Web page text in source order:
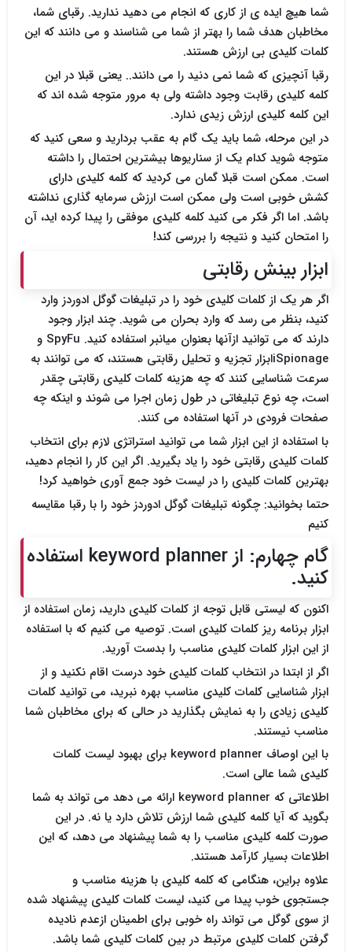
شما هیچ ایده ی از کاری که انجام می دهید ندارید. رقبای شما،
مخاطبان هدف شما را بهتر از شما می شناسند و می دانند که این
کلمات کلیدی بی ارزش هستند.
رقبا آنچیزی که شما نمی دنید را می دانند.. یعنی قبلا در این
کلمه کلیدی رقابت وجود داشته ولی به مرور متوجه شده اند که
این کلمه کلیدی ارزش زیدی ندارد.
در این مرحله، شما باید یک گام به عقب بردارید و سعی کنید که
متوجه شوید کدام یک از سناریوها بیشترین احتمال را داشته
است. ممکن است قبلا گمان می کردید که کلمه کلیدی دارای
کشش خوبی است ولی ممکن است ارزش سرمایه گذاری نداشته
باشد. اما اگر فکر می کنید کلمه کلیدی موفقی را پیدا کرده اید، آن
را امتحان کنید و نتیجه را بررسی کند!
ابزار بینش رقابتی
اگر هر یک از کلمات کلیدی خود را در تبلیغات گوگل ادوردز وارد
کنید، بنظر می رسد که وارد بحران می شوید. چند ابزار وجود
دارند که می توانید ازآنها بعنوان میانبر استفاده کنید. SpyFu و
iSpionageابزار تجزیه و تحلیل رقابتی هستند، که می توانند به
سرعت شناسایی کنند که چه هزینه کلمات کلیدی رقابتی چقدر
است، چه نوع تبلیغاتی در طول زمان اجرا می شوند و اینکه چه
صفحات فرودی در آنها استفاده می کنند.
با استفاده از این ابزار شما می توانید استراتژی لازم برای انتخاب
کلمات کلیدی رقابتی خود را یاد بگیرید. اگر این کار را انجام دهید،
بهترین کلمات کلیدی را در لیست خود جمع آوری خواهید کرد!
حتما بخوانید: چگونه تبلیغات گوگل ادوردز خود را با رقبا مقایسه
کنیم
گام چهارم: از keyword planner استفاده
کنید.
اکنون که لیستی قابل توجه از کلمات کلیدی دارید، زمان استفاده از
ابزار برنامه ریز کلمات کلیدی است. توصیه می کنیم که با استفاده
از این ابزار کلمات کلیدی مناسب را بدست آورید.
اگر از ابتدا در انتخاب کلمات کلیدی خود درست اقام نکنید و از
ابزار شناسایی کلمات کلیدی مناسب بهره نبرید، می توانید کلمات
کلیدی زیادی را به نمایش بگذارید در حالی که برای مخاطبان شما
مناسب نیستند.
با این اوصاف keyword planner برای بهبود لیست کلمات
کلیدی شما عالی است.
اطلاعاتی که keyword planner ارائه می دهد می تواند به شما
بگوید که آیا کلمه کلیدی شما ارزش تلاش دارد یا نه. در این
صورت کلمه کلیدی مناسب را به شما پیشنهاد می دهد، که این
اطلاعات بسیار کارآمد هستند.
علاوه براین، هنگامی که کلمه کلیدی با هزینه مناسب و
جستجوی خوب پیدا می کنید، لیست کلمات کلیدی پیشنهاد شده
از سوی گوگل می تواند راه خوبی برای اطمینان ازعدم نادیده
گرفتن کلمات کلیدی مرتبط در بین کلمات کلیدی شما باشد.